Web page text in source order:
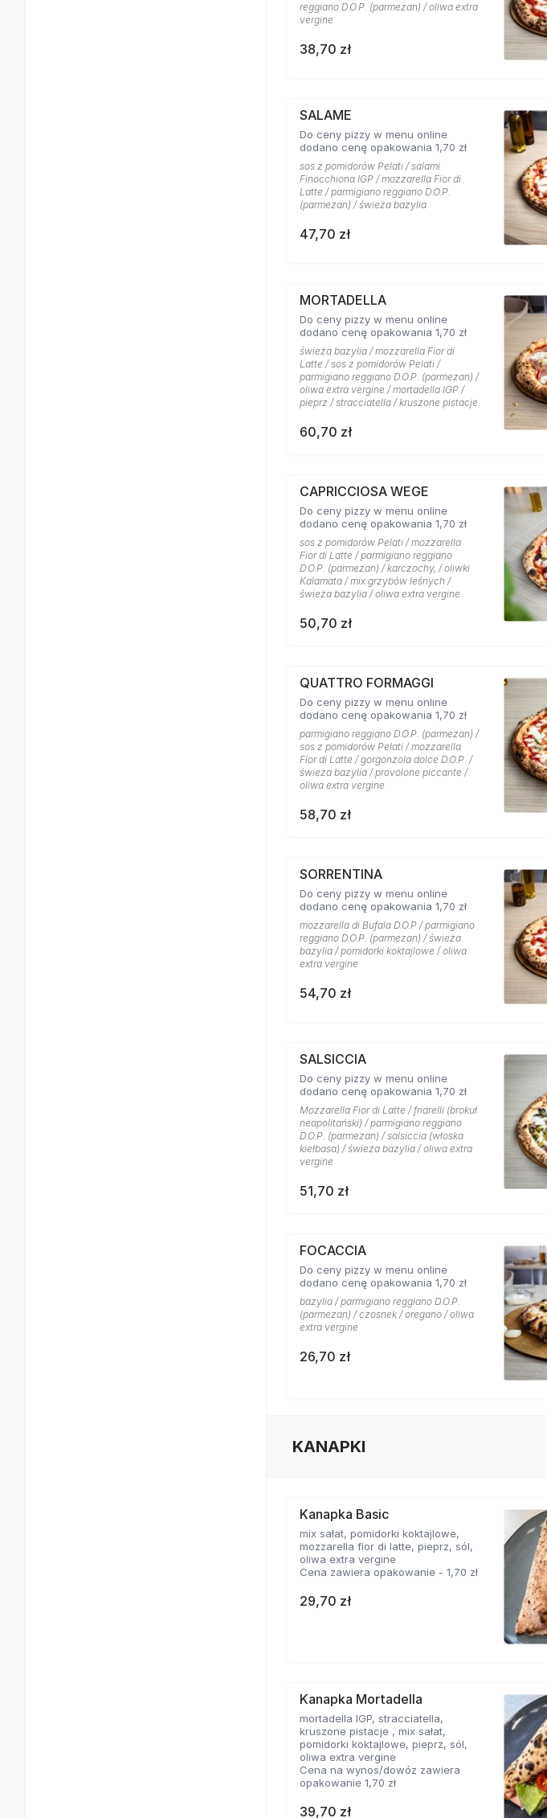
reggiano D.O.P. (parmezan) / oliwa extra
vergine
38,70 zł
SALAME
Do ceny pizzy w menu online
dodano cenę opakowania 1,70 zł
sos z pomidorów Pelati / salami
Finocchiona IGP / mozzarella Fior di
Latte / parmigiano reggiano D.O.P.
(parmezan) / świeża bazylia
47,70 zł
MORTADELLA
Do ceny pizzy w menu online
dodano cenę opakowania 1,70 zł
świeża bazylia / mozzarella Fior di
Latte / sos z pomidorów Pelati /
parmigiano reggiano D.O.P. (parmezan) /
oliwa extra vergine / mortadella IGP /
pieprz / stracciatella / kruszone pistacje
60,70 zł
CAPRICCIOSA WEGE
Do ceny pizzy w menu online
dodano cenę opakowania 1,70 zł
sos z pomidorów Pelati / mozzarella
Fior di Latte / parmigiano reggiano
D.O.P. (parmezan) / karczochy, / oliwki
Kalamata / mix grzybów leśnych /
świeża bazylia / oliwa extra vergine
50,70 zł
QUATTRO FORMAGGI
Do ceny pizzy w menu online
dodano cenę opakowania 1,70 zł
parmigiano reggiano D.O.P. (parmezan) /
sos z pomidorów Pelati / mozzarella
Fior di Latte / gorgonzola dolce D.O.P. /
świeża bazylia / provolone piccante /
oliwa extra vergine
58,70 zł
SORRENTINA
Do ceny pizzy w menu online
dodano cenę opakowania 1,70 zł
mozzarella di Bufala D.O.P / parmigiano
reggiano D.O.P. (parmezan) / świeża
bazylia / pomidorki koktajlowe / oliwa
extra vergine
54,70 zł
SALSICCIA
Do ceny pizzy w menu online
dodano cenę opakowania 1,70 zł
Mozzarella Fior di Latte / friarelli (brokuł
neapolitański) / parmigiano reggiano
D.O.P. (parmezan) / salsiccia (włoska
kiełbasa) / świeża bazylia / oliwa extra
vergine
51,70 zł
FOCACCIA
Do ceny pizzy w menu online
dodano cenę opakowania 1,70 zł
bazylia / parmigiano reggiano D.O.P.
(parmezan) / czosnek / oregano / oliwa
extra vergine
26,70 zł
KANAPKI
Kanapka Basic
mix sałat, pomidorki koktajlowe,
mozzarella fior di latte, pieprz, sól,
oliwa extra vergine
Cena zawiera opakowanie - 1,70 zł
29,70 zł
Kanapka Mortadella
mortadella IGP, stracciatella,
kruszone pistacje , mix sałat,
pomidorki koktajlowe, pieprz, sól,
oliwa extra vergine
Cena na wynos/dowóz zawiera
opakowanie 1,70 zł
39,70 zł